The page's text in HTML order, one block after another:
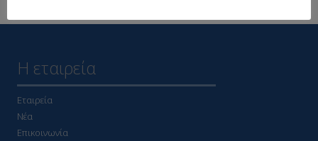
Η εταιρεία
Εταιρεία
Νέα
Επικοινωνία